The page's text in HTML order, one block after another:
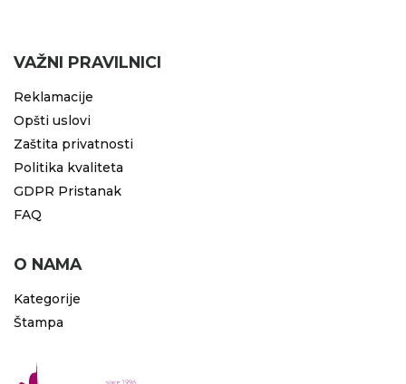
VAŽNI PRAVILNICI
Reklamacije
Opšti uslovi
Zaštita privatnosti
Politika kvaliteta
GDPR Pristanak
FAQ
O NAMA
Kategorije
Štampa